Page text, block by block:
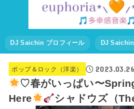
DJ Saichin プロフィール DJ
ポップ＆ロック（洋楽） 2023.03.26
♡春がいっぱい〜
Here
シャドウズ（